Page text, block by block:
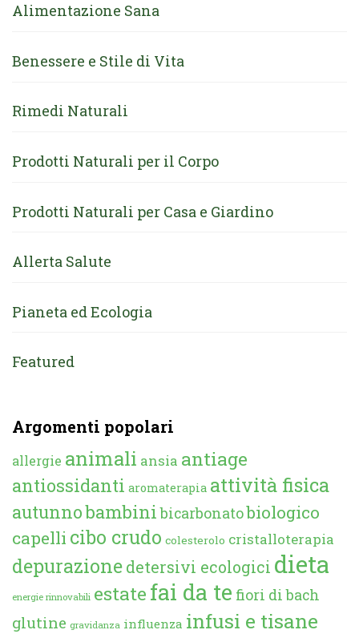
Alimentazione Sana
Benessere e Stile di Vita
Rimedi Naturali
Prodotti Naturali per il Corpo
Prodotti Naturali per Casa e Giardino
Allerta Salute
Pianeta ed Ecologia
Featured
Argomenti popolari
allergie animali ansia antiage
antiossidanti aromaterapia attività fisica
autunnobambini bicarbonatobiologico
capelli cibo crudo colesterolo cristalloterapia
depurazione detersivi ecologici dieta
energie rinnovabili estate fai da te fiori di bach
glutine gravidanza influenza infusi e tisane